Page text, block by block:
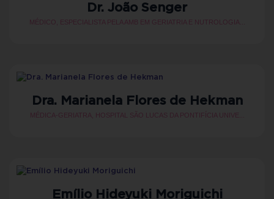
Dr. João Senger
MÉDICO, ESPECIALISTA PELA AMB EM GERIATRIA E NUTROLOGIA...
Dra. Marianela Flores de Hekman
MÉDICA-GERIATRA, HOSPITAL SÃO LUCAS DA PONTIFÍCIA UNIVE...
Emílio Hideyuki Moriguichi